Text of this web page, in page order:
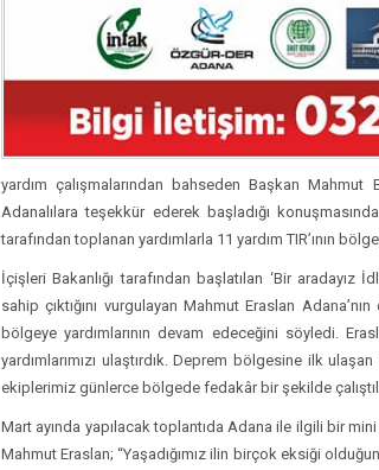
yardım çalışmalarından bahseden Başkan
Adanalılara teşekkür ederek başladığı
tarafından toplanan yardımlarla 11 yardım TIR’ının
İçişleri Bakanlığı tarafından başlatılan ‘Bir aradayız
sahip çıktığını vurgulayan Mahmut Eraslan
bölgeye yardımlarının devam edeceğini söyledi.
yardımlarımızı ulaştırdık. Deprem bölgesine ilk
ekiplerimiz günlerce bölgede fedakâr bir şekilde
Mart ayında yapılacak toplantıda Adana ile ilgili bir
Mahmut Eraslan; “Yaşadığımız ilin birçok eksiği